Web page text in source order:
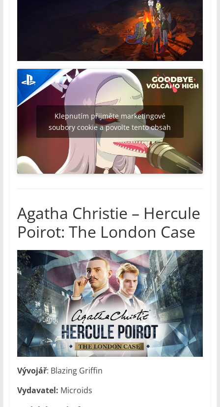
Klepnutím přijměte marketingové
soubory cookie a povolte tento obsah
Agatha Christie – Hercule
Poirot: The London Case
Vývojář: Blazing Griffin
Vydavatel: Microids